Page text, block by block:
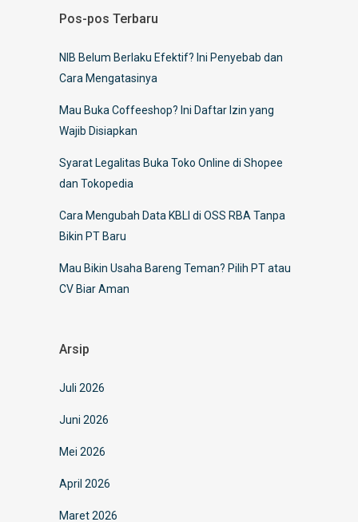
Pos-pos Terbaru
NIB Belum Berlaku Efektif? Ini Penyebab dan
Cara Mengatasinya
Mau Buka Coffeeshop? Ini Daftar Izin yang
Wajib Disiapkan
Syarat Legalitas Buka Toko Online di Shopee
dan Tokopedia
Cara Mengubah Data KBLI di OSS RBA Tanpa
Bikin PT Baru
Mau Bikin Usaha Bareng Teman? Pilih PT atau
CV Biar Aman
Arsip
Juli 2026
Juni 2026
Mei 2026
April 2026
Maret 2026